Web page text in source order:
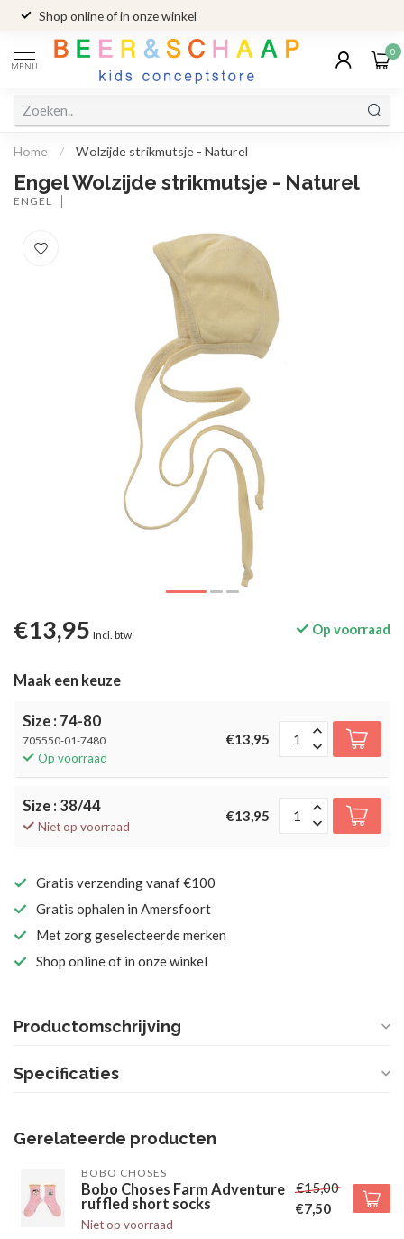
Shop online of in onze winkel
MENU
0
Home / Wolzijde strikmutsje - Naturel
Engel Wolzijde strikmutsje - Naturel
ENGEL
€13,95 Incl. btw Op voorraad
Maak een keuze
Size : 74-80
705550-01-7480
Op voorraad
€13,95
Size : 38/44
Niet op voorraad
€13,95
Gratis verzending vanaf €100
Gratis ophalen in Amersfoort
Met zorg geselecteerde merken
Shop online of in onze winkel
Productomschrijving
Specificaties
Gerelateerde producten
BOBO CHOSES
Bobo Choses Farm Adventure
ruffled short socks
Niet op voorraad
€15,00
€7,50